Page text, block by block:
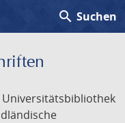
search Suchen
Universitätsbibliothek